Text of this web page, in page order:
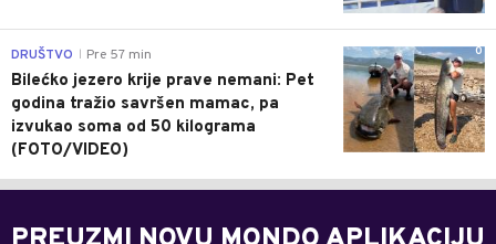
0
DRUŠTVO Pre 57 min
Bilećko jezero krije prave nemani: Pet
godina tražio savršen mamac, pa
izvukao soma od 50 kilograma
(FOTO/VIDEO)